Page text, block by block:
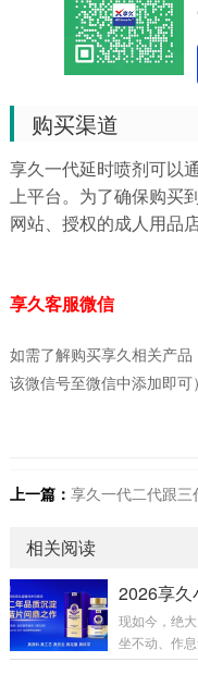
购买渠道
享久一代延时喷剂可以
上平台。为了确保购买
网站、授权的成人用品
享久客服微信
如需了解购买享久相关产
该微信号至微信中添加即可）
上一篇： 享久一代二代跟三代有
相关阅读
现如今，绝
坐不动、作
各项指标正